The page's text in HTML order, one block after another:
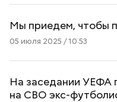
Мы приедем, чтобы
05 июля 2025 / 10:53
На заседании УЕФА
на СВО экс-